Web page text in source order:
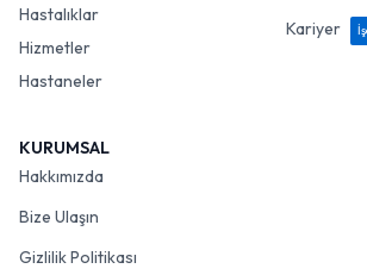
Hastalıklar
Hizmetler
Hastaneler
Kariyer
KURUMSAL
Hakkımızda
Bize Ulaşın
Gizlilik Politikası